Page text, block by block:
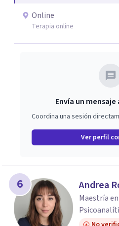
para comprenderse mejor y
Acompaño procesos de
fortalecimiento de habilidades
construcción de recursos para
Online
Terapia online
Envía un
Coordina una sesión
Ver perfil
6 Andrea
Maestría